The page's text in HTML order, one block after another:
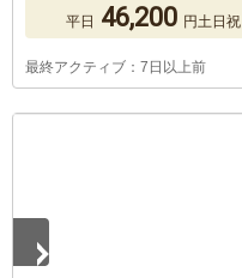
平日 46,200 円土日祝
最終アクティブ：7日以上前